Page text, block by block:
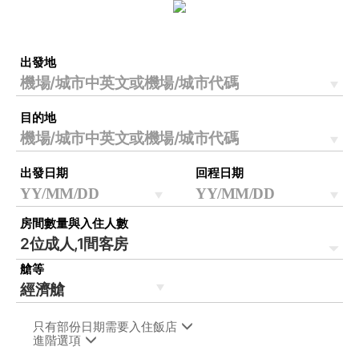
出發地
目的地
出發日期 回程日期
房間數量與入住人數
2位成人,1間客房
艙等
只有部份日期需要入住飯店
進階選項